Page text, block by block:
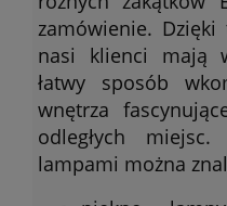
zamówienie.
nasi klienci mają
łatwy sposób
wnętrza
odległych
lampami można